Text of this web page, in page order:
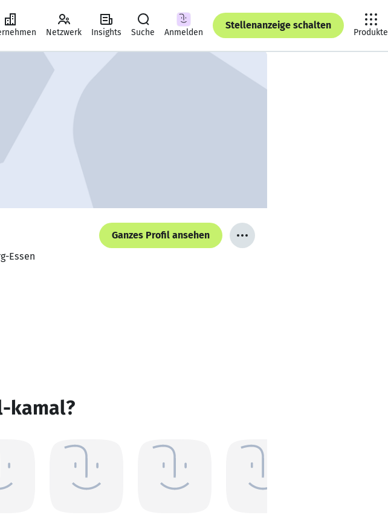
Netzwerk Insights Suche Anmelden
Stellenanzeige schalten
Produkte
Ganzes Profil ansehen
Essen
kamal?